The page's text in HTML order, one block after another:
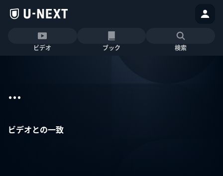
ビデオ ブック 検索
...
ビデオとの一致